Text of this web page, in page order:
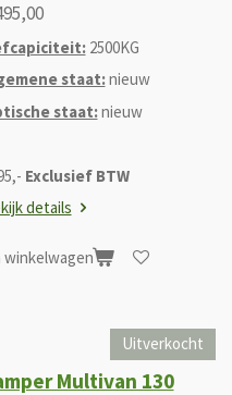
2500KG
staat:nieuw
staat:nieuw
Exclusief BTW
details
winkelwagen
Uitverkocht
Multivan 130